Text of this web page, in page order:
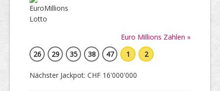
Euro Millions Zahlen »
26
29 35 38 47 1 2
Nächster Jackpot: CHF 16'000'000